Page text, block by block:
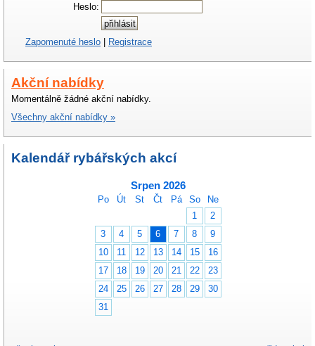
Heslo:
Zapomenuté heslo | Registrace
Akční nabídky
Momentálně žádné akční nabídky.
Všechny akční nabídky »
Kalendář rybářských akcí
Srpen 2026
Po Út St Čt Pá So
Ne
1
2
3
4 5 6 7 8
9
10
11 12 13 14 15
16
17
18 19 20 21 22
23
24
25 26 27 28 29
30
31